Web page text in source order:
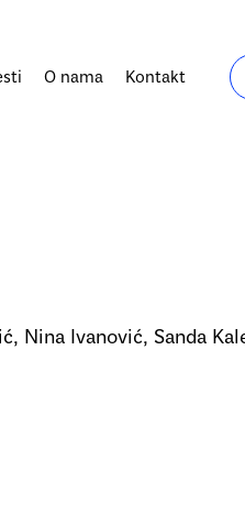
O nama Kontakt
Nina Ivanović, Sanda